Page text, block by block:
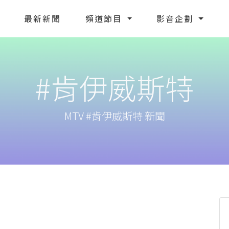
最新新聞 頻道節目 影音企劃
#肯伊威斯特
MTV #肯伊威斯特 新聞